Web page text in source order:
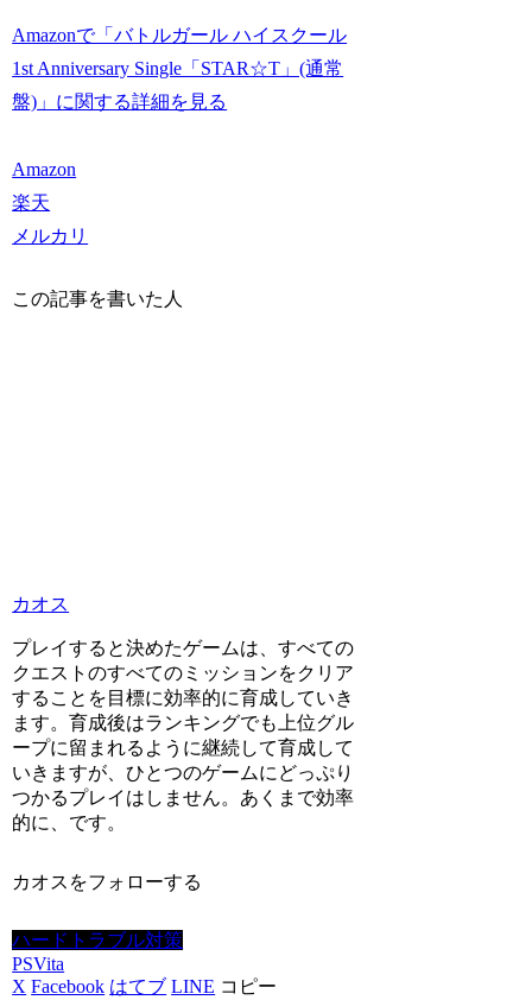
Amazonで「バトルガール ハイスクール
1st Anniversary Single「STAR☆T」(通常
盤)」に関する詳細を見る
Amazon
楽天
メルカリ
この記事を書いた人
カオス
プレイすると決めたゲームは、すべての
クエストのすべてのミッションをクリア
することを目標に効率的に育成していき
ます。育成後はランキングでも上位グル
ープに留まれるように継続して育成して
いきますが、ひとつのゲームにどっぷり
つかるプレイはしません。あくまで効率
的に、です。
カオスをフォローする
ハードトラブル対策
PSVita
X Facebook はてブ LINE コピー